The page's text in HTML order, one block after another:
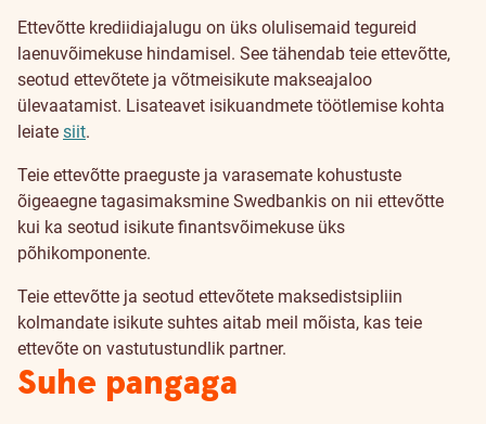
Ettevõtte krediidiajalugu on üks olulisemaid tegureid
laenuvõimekuse hindamisel. See tähendab teie ettevõtte,
seotud ettevõtete ja võtmeisikute makseajaloo
ülevaatamist. Lisateavet isikuandmete töötlemise kohta
leiate siit.
Teie ettevõtte praeguste ja varasemate kohustuste
õigeaegne tagasimaksmine Swedbankis on nii ettevõtte
kui ka seotud isikute finantsvõimekuse üks
põhikomponente.
Teie ettevõtte ja seotud ettevõtete maksedistsipliin
kolmandate isikute suhtes aitab meil mõista, kas teie
ettevõte on vastutustundlik partner.
Suhe pangaga